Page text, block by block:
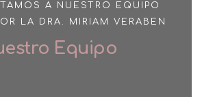
A NUESTRO EQUIPO
LA DRA. MIRIAM VERABEN
Equipo